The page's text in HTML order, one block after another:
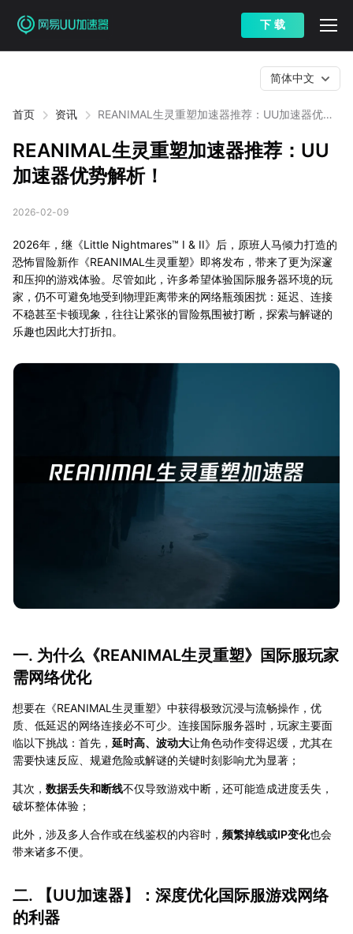
下 载
首页 资讯
REANIMAL生灵重塑加速器推荐：UU加速器优势
简体中文
REANIMAL生灵重塑加速器推荐：UU
加速器优势解析！
2026-02-09
2026年，继《Little Nightmares™ I & II》后，原班人马倾力打造的
恐怖冒险新作《REANIMAL生灵重塑》即将发布，带来了更为深邃
和压抑的游戏体验。尽管如此，许多希望体验国际服务器环境的玩
家，仍不可避免地受到物理距离带来的网络瓶颈困扰：延迟、连接
不稳甚至卡顿现象，往往让紧张的冒险氛围被打断，探索与解谜的
乐趣也因此大打折扣。
一. 为什么《REANIMAL生灵重塑》国际服玩家
需网络优化
想要在《REANIMAL生灵重塑》中获得极致沉浸与流畅操作，优
质、低延迟的网络连接必不可少。连接国际服务器时，玩家主要面
临以下挑战：首先， 延时高、波动大让角色动作变得迟缓，尤其在
需要快速反应、规避危险或解谜的关键时刻影响尤为显著；
其次， 数据丢失和断线不仅导致游戏中断，还可能造成进度丢失，
破坏整体体验；
此外，涉及多人合作或在线鉴权的内容时， 频繁掉线或IP变化也会
带来诸多不便。
二. 【UU加速器】：深度优化国际服游戏网络
的利器